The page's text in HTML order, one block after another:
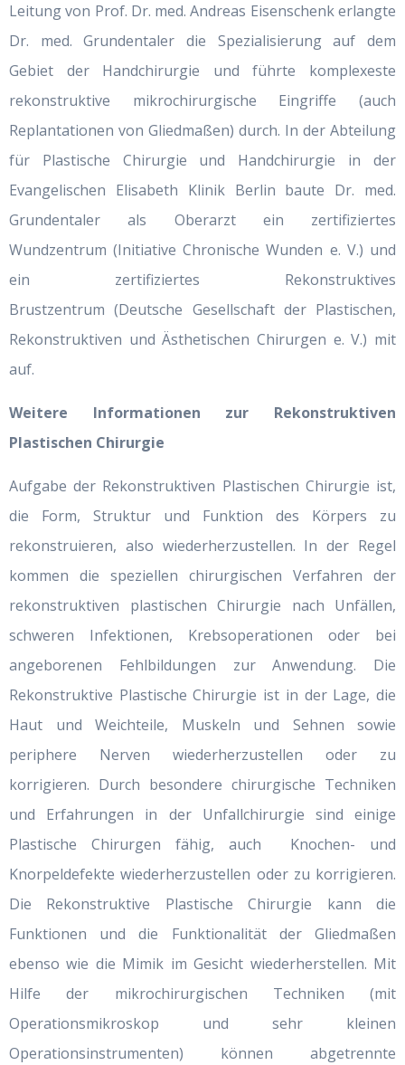
Leitung von Prof. Dr. med. Andreas Eisenschenk erlangte
Dr. med. Grundentaler die Spezialisierung auf dem
Gebiet der Handchirurgie und führte komplexeste
rekonstruktive mikrochirurgische Eingriffe (auch
Replantationen von Gliedmaßen) durch. In der Abteilung
für Plastische Chirurgie und Handchirurgie in der
Evangelischen Elisabeth Klinik Berlin baute Dr. med.
Grundentaler als Oberarzt ein zertifiziertes
Wundzentrum (Initiative Chronische Wunden e. V.) und
ein zertifiziertes Rekonstruktives
Brustzentrum (Deutsche Gesellschaft der Plastischen,
Rekonstruktiven und Ästhetischen Chirurgen e. V.) mit
auf.
Weitere Informationen zur Rekonstruktiven
Plastischen Chirurgie
Aufgabe der Rekonstruktiven Plastischen Chirurgie ist,
die Form, Struktur und Funktion des Körpers zu
rekonstruieren, also wiederherzustellen. In der Regel
kommen die speziellen chirurgischen Verfahren der
rekonstruktiven plastischen Chirurgie nach Unfällen,
schweren Infektionen, Krebsoperationen oder bei
angeborenen Fehlbildungen zur Anwendung. Die
Rekonstruktive Plastische Chirurgie ist in der Lage, die
Haut und Weichteile, Muskeln und Sehnen sowie
periphere Nerven wiederherzustellen oder zu
korrigieren. Durch besondere chirurgische Techniken
und Erfahrungen in der Unfallchirurgie sind einige
Plastische Chirurgen fähig, auch
Knochen- und
Knorpeldefekte wiederherzustellen oder zu korrigieren.
Die Rekonstruktive Plastische Chirurgie kann die
Funktionen und die Funktionalität der Gliedmaßen
ebenso wie die Mimik im Gesicht wiederherstellen. Mit
Hilfe der mikrochirurgischen Techniken (mit
Operationsmikroskop und sehr kleinen
Operationsinstrumenten) können abgetrennte